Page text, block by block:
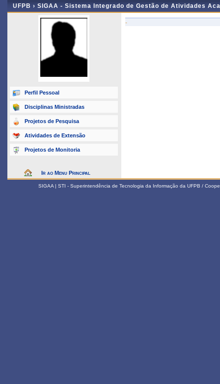
UFPB › SIGAA - Sistema Integrado de Gestão de Atividades
Perfil Pessoal
Disciplinas Ministradas
Projetos de Pesquisa
Atividades de Extensão
Projetos de Monitoria
Ir ao Menu Principal
-
SIGAA | STI - Superintendência de Tecnologia da Informação da UFPB /